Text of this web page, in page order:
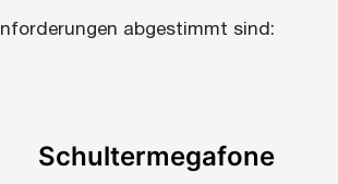
abgestimmt sind:
Schultermegafone